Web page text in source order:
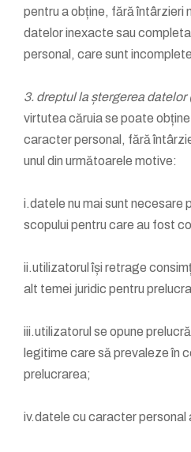
pentru a obține, fără
datelor inexacte sau
personal, care sunt
3. dreptul la ștergerea datelor
virtutea căruia se poate
caracter personal, fără
unul din următoarele motive:
i.datele nu mai sunt necesare
scopului pentru care au fost
ii.utilizatorul își retrage
alt temei juridic pentru
iii.utilizatorul se opune
legitime care să prevaleze în
prelucrarea;
iv.datele cu caracter personal